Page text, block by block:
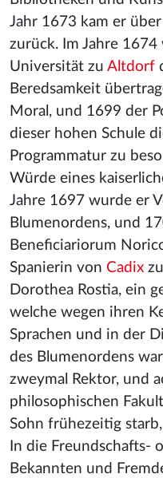
Jahr 1673 kam er über
zurück. Im Jahre
Universität zu Altdorf
Beredsamkeit
Moral, und 1699 der
dieser hohen Schule
Programmatur zu
Würde eines
Jahre 1697 wurde er
Blumenordens, und
Beneficiariorum
Spanierin von Cadix
Dorothea Rostia, ein
welche wegen ihren
Sprachen und in der
des Blumenordens
zweymal Rektor, und
philosophischen
Sohn frühezeitig
In die Freundschafts-
Bekannten und